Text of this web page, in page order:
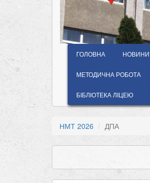
ГОЛОВНА НОВИНИ
МЕТОДИЧНА РОБОТА
БІБЛІОТЕКА ЛІЦЕЮ
НМТ 2026 ДПА